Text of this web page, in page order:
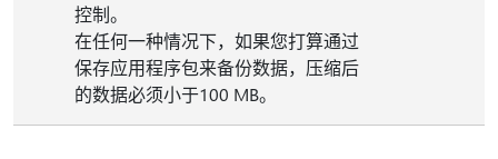
控制。
在任何一种情况下，如果您打算通过
保存应用程序包来备份数据，压缩后
的数据必须小于100 MB。